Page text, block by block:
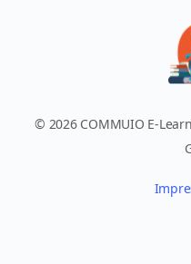
© 2026 COMMUIO E-